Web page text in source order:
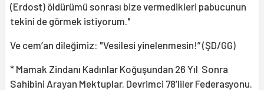
(Erdost) öldürümü sonrası bize vermedikleri pabucunun
tekini de görmek istiyorum."
Ve cem’an dileğimiz: "Vesilesi yinelenmesin!” (ŞD/GG)
* Mamak Zindanı Kadınlar Koğuşundan 26 Yıl Sonra
Sahibini Arayan Mektuplar. Devrimci 78’liler Federasyonu.